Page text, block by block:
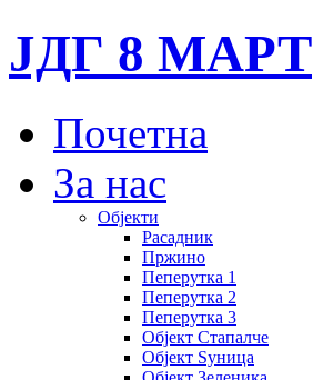
ЈДГ 8 МАРТ
Почетна
За нас
Објекти
Расадник
Пржино
Пеперутка 1
Пеперутка 2
Пеперутка 3
Објект Стапалче
Објект Ѕуница